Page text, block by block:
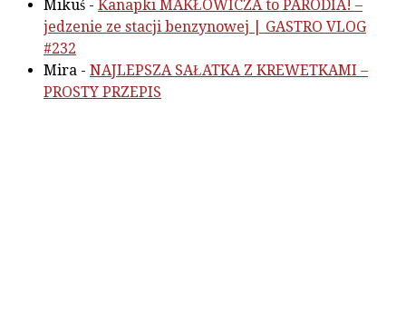
Mikuś - Kanapki MAKŁOWICZA to PARODIA! –
jedzenie ze stacji benzynowej | GASTRO VLOG
#232
Mira - NAJLEPSZA SAŁATKA Z KREWETKAMI –
PROSTY PRZEPIS